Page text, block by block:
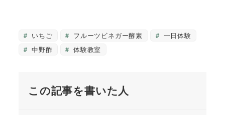
いちご フルーツビネガー酵素
一日体験
中野酢
体験教室
この記事を書いた人